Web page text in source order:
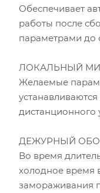
Обеспечивает
работы после
параметрами до
ЛОКАЛЬНЫЙ
Желаемые
дистанционного
ДЕЖУРНЫЙ
Во время
холодное время
замораживания